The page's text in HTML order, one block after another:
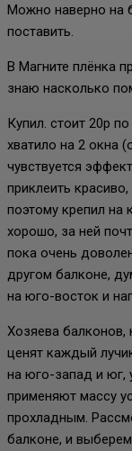
Можно наверно на
поставить.
В Магните плёнка
знаю насколько
Купил. стоит 20р
хватило на 2 окна
чувствуется
приклеить
поэтому крепил на
хорошо, за ней
пока очень
другом балконе,
на юго-восток и
Хозяева балконов,
ценят каждый
на юго-запад и юг,
применяют массу
прохладным.
балконе, и